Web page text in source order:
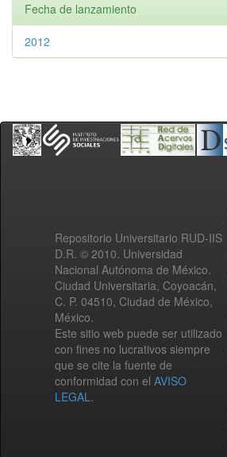
Fecha de lanzamiento
2012
Repositorio Universitario RUD-IIS
D.R. © 2010. Universidad
Nacional Autónoma de México.
Ciudad Universitaria, Coyoacán,
C. P. 04510, Ciudad de México,
México.
Este sitio web puede ser utilizado
con fines no lucrativos siempre
que se cite la fuente de
conformidad con el AVISO
LEGAL.